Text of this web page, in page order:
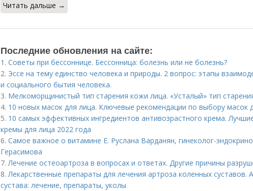
Читать дальше →
Последние обновления на сайте:
1. Советы при бессоннице. Бессонница: болезнь или не болезнь?
2. Эссе на тему единство человека и природы. 2 вопрос: этапы
и социального бытия человека.
3. Мелкоморщинистый тип старения кожи лица. «Усталый» тип
4. 10 новых масок для лица. Ключевые рекомендации по выбору масок
5. 10 самых эффективных ингредиентов антивозрастного крема.
кремы для лица 2022 года
6. Самое важное о витамине Е. Руслана Варданян, гинеколог-
Герасимова
7.Лечение остеоартроза в вопросах и ответах. Другие причины
8.Лекарственные препараты для лечения артроза коленных суставов.
сустава: лечение, препараты, уколы